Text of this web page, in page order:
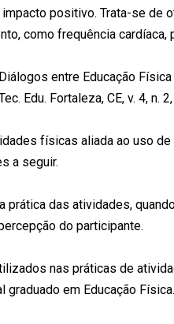
positivo. Trata-se de
como frequência cardíaca,
Diálogos entre Educação
Edu. Fortaleza, CE, v. 4, n.
físicas aliada ao uso
a seguir.
prática das atividades,
do participante.
nas práticas de
em Educação Física.